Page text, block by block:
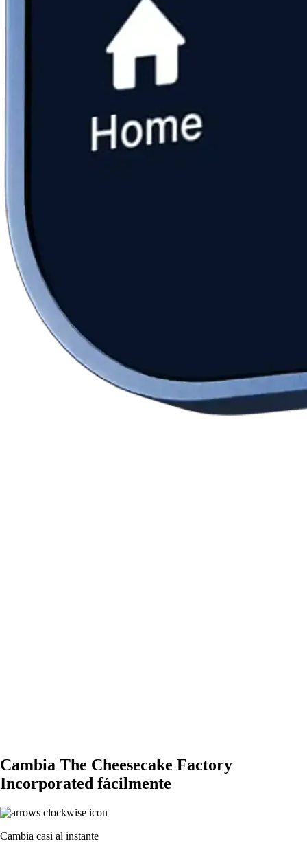
Cambia The Cheesecake Factory
Incorporated fácilmente
Cambia casi al instante